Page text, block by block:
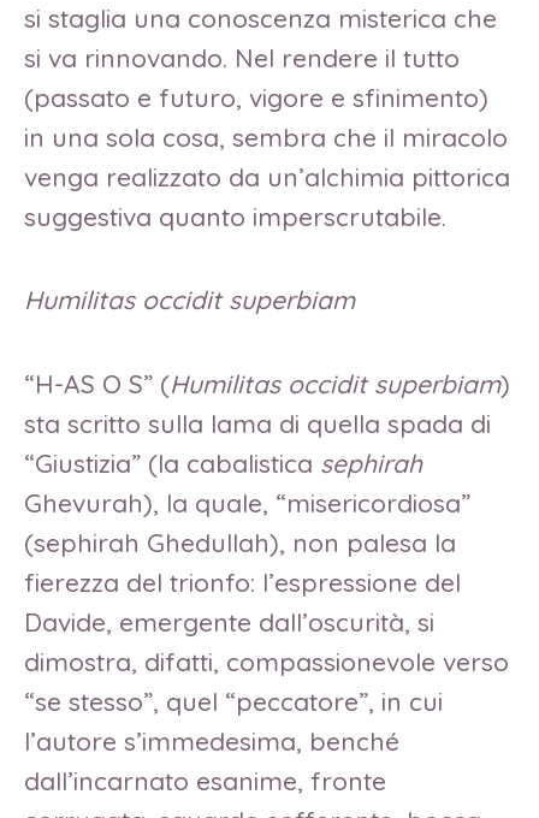
si staglia una conoscenza misterica che
si va rinnovando. Nel rendere il tutto
(passato e futuro, vigore e sfinimento)
in una sola cosa, sembra che il miracolo
venga realizzato da un’alchimia pittorica
suggestiva quanto imperscrutabile.
Humilitas occidit superbiam
“H-AS O S” (Humilitas occidit superbiam)
sta scritto sulla lama di quella spada di
“Giustizia” (la cabalistica sephirah
Ghevurah), la quale, “misericordiosa”
(sephirah Ghedullah), non palesa la
fierezza del trionfo: l’espressione del
Davide, emergente dall’oscurità, si
dimostra, difatti, compassionevole verso
“se stesso”, quel “peccatore”, in cui
l’autore s’immedesima, benché
dall’incarnato esanime, fronte